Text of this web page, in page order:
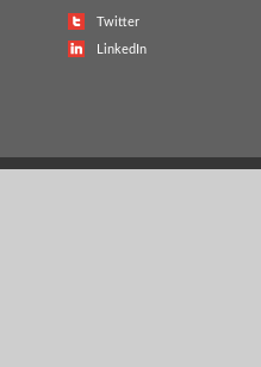
Twitter
LinkedIn